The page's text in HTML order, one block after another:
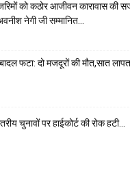
को कठोर आजीवन कारावास की
नेगी जी सम्मानित…
फटा: दो मजदूरों की मौत,सात
चुनावों पर हाईकोर्ट की रोक हटी…